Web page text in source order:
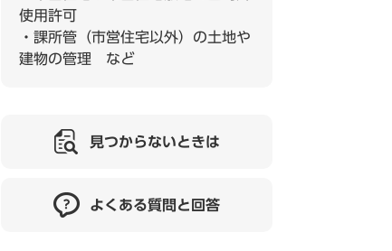
使用許可
・課所管（市営住宅以外）の土地や
建物の管理 など
見つからないときは
よくある質問と回答